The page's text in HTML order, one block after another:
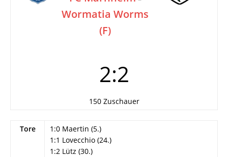
Wormatia Worms
(F)
2:2
150 Zuschauer
Tore
1:0 Maertin (5.)
1:1 Lovecchio (24.)
1:2 Lütz (30.)